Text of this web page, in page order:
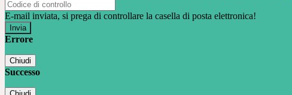
E-mail inviata, si prega di controllare la casella di posta elettronica!
Errore
Chiudi
Successo